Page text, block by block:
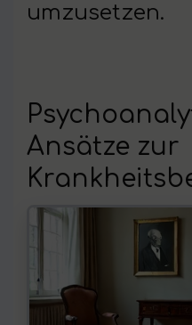
umzusetzen.
Ansätze zur